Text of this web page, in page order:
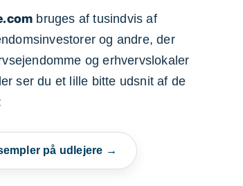
bruges af tusindvis af
og andre, der
og erhvervslokaler
ser du et lille bitte udsnit af de
på udlejere →